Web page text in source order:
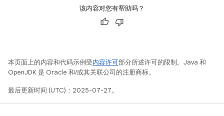
该内容对您有帮助吗？
本页面上的内容和代码示例受内容许可部分所述许可的限制。Java 和
OpenJDK 是 Oracle 和/或其关联公司的注册商标。
最后更新时间 (UTC)：2025-07-27。